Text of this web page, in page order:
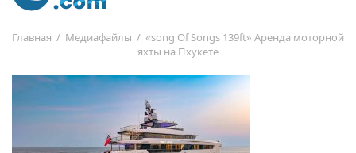
Главная / Медиафайлы / «song Of Songs 139ft» Аренда моторной
яхты на Пхукете